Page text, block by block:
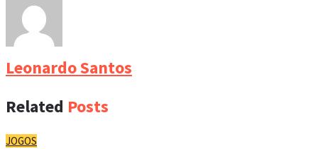
Leonardo Santos
Related Posts
JOGOS